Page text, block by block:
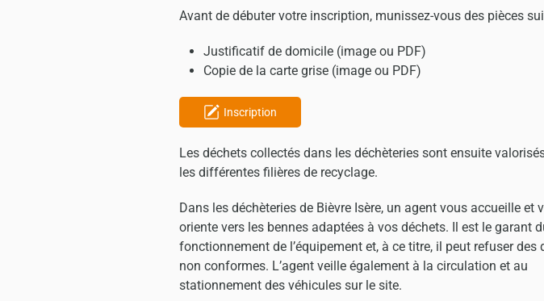
Avant de débuter votre inscription, munissez-vous des pièces
Justificatif de domicile (image ou PDF)
Copie de la carte grise (image ou PDF)
Inscription
Les déchets collectés dans les déchèteries sont ensuite
les différentes filières de recyclage.
Dans les déchèteries de Bièvre Isère, un agent vous accueille et
oriente vers les bennes adaptées à vos déchets. Il est le garant
fonctionnement de l’équipement et, à ce titre, il peut refuser des
non conformes. L’agent veille également à la circulation et au
stationnement des véhicules sur le site.